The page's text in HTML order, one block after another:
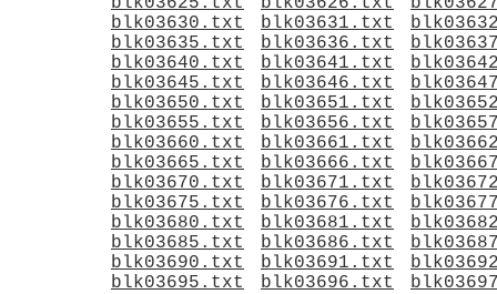
blk03630.txt
blk03631.txt
blk03635.txt
blk03636.txt
blk03640.txt
blk03641.txt
blk03645.txt
blk03646.txt
blk03650.txt
blk03651.txt
blk03655.txt
blk03656.txt
blk03660.txt
blk03661.txt
blk03665.txt
blk03666.txt
blk03670.txt
blk03671.txt
blk03675.txt
blk03676.txt
blk03680.txt
blk03681.txt
blk03685.txt
blk03686.txt
blk03690.txt
blk03691.txt
blk03695.txt
blk03696.txt